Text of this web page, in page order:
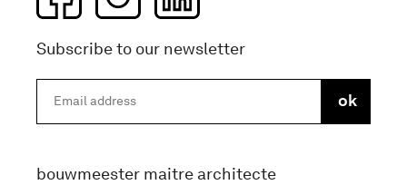
Subscribe to our newsletter
bouwmeester maitre architecte